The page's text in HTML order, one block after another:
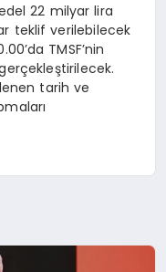
22 milyar lira
teklif verilebilecek
TMSF’nin
tarih ve